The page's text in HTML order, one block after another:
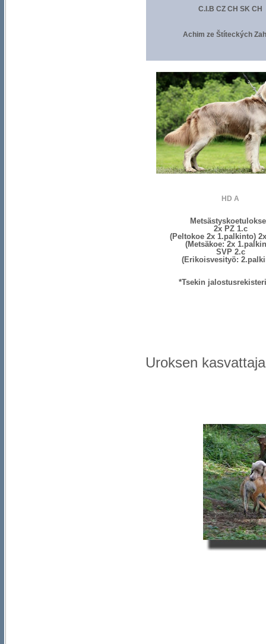
C.I.B CZ CH SK CH
Achim ze Štíteckých
HD A
2x PZ 1.c
(Peltokoe 2x 1.palkinto)
(Metsäkoe: 2x
SVP 2.c
(Erikoisvesityö:
*Tsekin
Uroksen